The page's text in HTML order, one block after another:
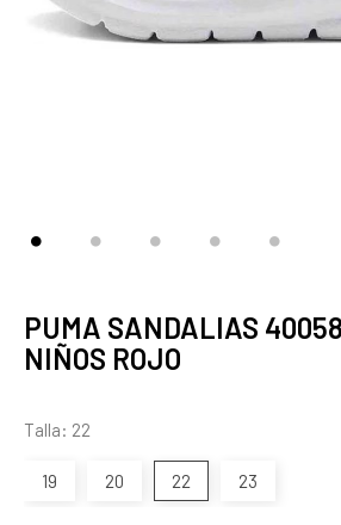
PUMA SANDALIAS
NIÑOS ROJO
Talla: 22
19 20 22 23